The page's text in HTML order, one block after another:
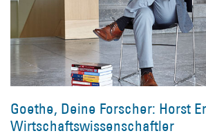
Goethe, Deine Forscher: Horst
Wirtschaftswissenschaftler